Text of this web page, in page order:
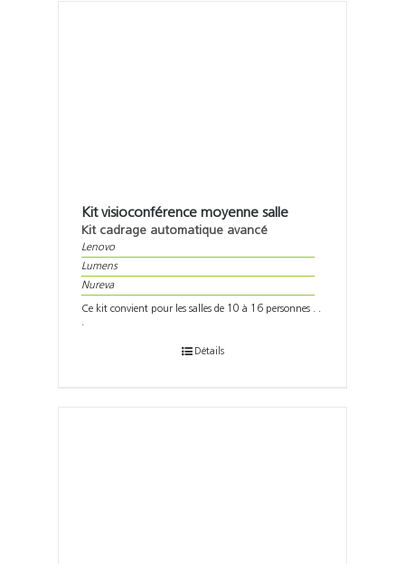
Kit visioconférence moyenne salle
Kit cadrage automatique avancé
Lenovo
Lumens
Nureva
Ce kit convient pour les salles de 10 à 16 personnes . .
.
Détails